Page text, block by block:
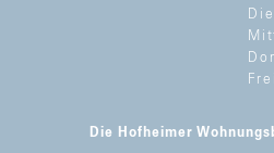
Die Hofheimer